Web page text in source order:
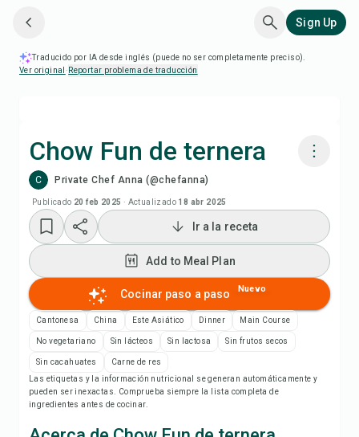
Sign Up
Traducido por IA desde inglés (puede no ser completamente preciso).
Ver original · Reportar problema de traducción
Chow Fun de ternera
C Private Chef Anna (@chefanna)
Publicado 20 feb 2025 · Actualizado 18 abr 2025
Add to Meal Plan
Add to Shopping List
Notas de la receta
Imprimir receta
Ir a la receta
Add to Meal Plan
Cocinar paso a paso Nuevo
Cantonesa China Este Asiático Dinner Main Course
No vegetariano Sin lácteos Sin lactosa Sin frutos secos
Sin cacahuates
Carne de res
Las etiquetas y la información nutricional se generan automáticamente y
pueden ser inexactas. Comprueba siempre la lista completa de
ingredientes antes de cocinar.